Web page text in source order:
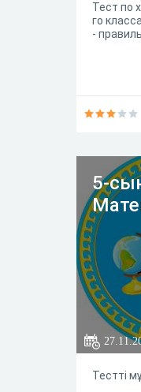
Тест по
го
-
5-
Тестті